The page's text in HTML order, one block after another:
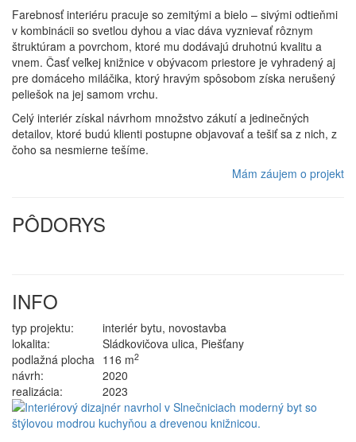
Farebnosť interiéru pracuje so zemitými a bielo – sivými odtieňmi
v kombinácii so svetlou dyhou a viac dáva vyznievať rôznym
štruktúram a povrchom, ktoré mu dodávajú druhotnú kvalitu a
vnem. Časť veľkej knižnice v obývacom priestore je vyhradený aj
pre domáceho miláčika, ktorý hravým spôsobom získa nerušený
peliešok na jej samom vrchu.
Celý interiér získal návrhom množstvo zákutí a jedinečných
detailov, ktoré budú klienti postupne objavovať a tešiť sa z nich, z
čoho sa nesmierne tešíme.
Mám záujem o projekt
PÔDORYS
INFO
typ projektu:
interiér bytu, novostavba
lokalita:
Sládkovičova ulica, Piešťany
podlažná plocha 116 m2
návrh:
2020
realizácia:
2023